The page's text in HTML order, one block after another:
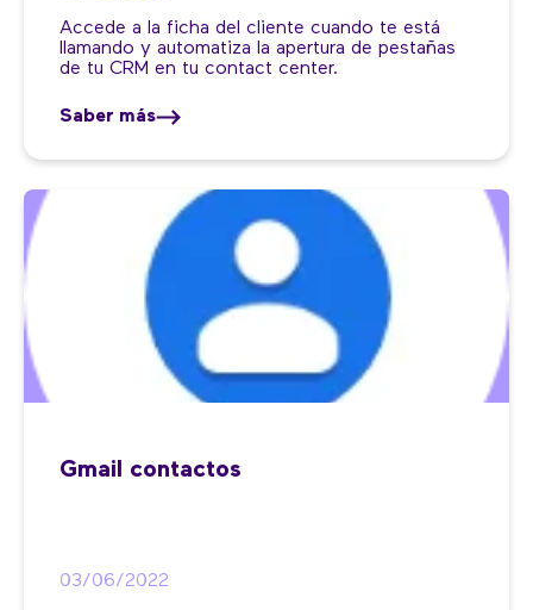
Accede a la ficha del cliente cuando te está
llamando y automatiza la apertura de pestañas
de tu CRM en tu contact center.
Saber más
Gmail contactos
03/06/2022